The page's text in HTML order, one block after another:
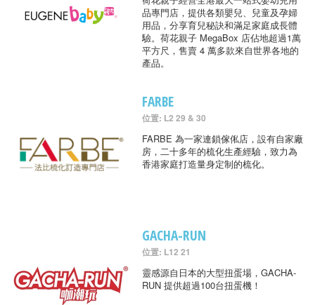
品專門店，提供各類嬰兒、兒童及孕婦
用品，分享育兒秘訣和滿足家庭成長體
驗。荷花親子 MegaBox 店佔地超過1萬
平方尺，售賣 4 萬多款來自世界各地的
產品。
FARBE
位置: L2 29 & 30
FARBE 為一家連鎖傢俬店，設有自家廠
房，二十多年的梳化生產經驗，致力為
香港家庭打造量身定制的梳化。
GACHA-RUN
位置: L12 21
靈感源自日本的大型扭蛋場，GACHA-
RUN 提供超過100台扭蛋機！